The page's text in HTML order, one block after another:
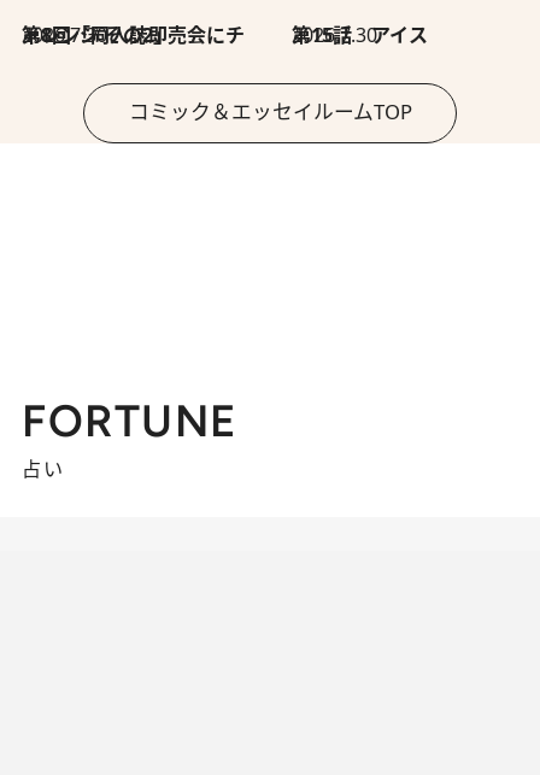
2026.7.30
第8回「同人誌即売会にチャレンジ その2」 2026.7.30
第15話 アイス
コミック＆エッセイルームTOP
FORTUNE
占い